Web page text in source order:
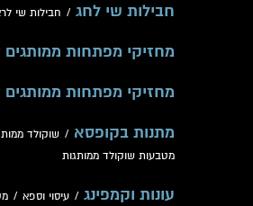
חבילות שי לחג / חבילות שי
מחזיקי מפתחות ממותגים
מחזיקי מפתחות ממותגים
מתנות בקופסא / שוקולד
מטבעות שוקולד ממותגות
עונות וקמפינג / עיסוי וספא /